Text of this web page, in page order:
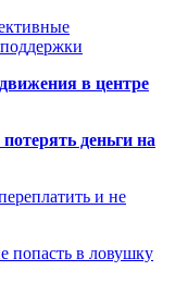
в центре
деньги на
и не
попасть в ловушку